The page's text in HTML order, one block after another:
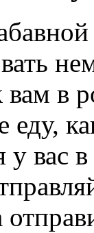
вам в
еду,
у вас